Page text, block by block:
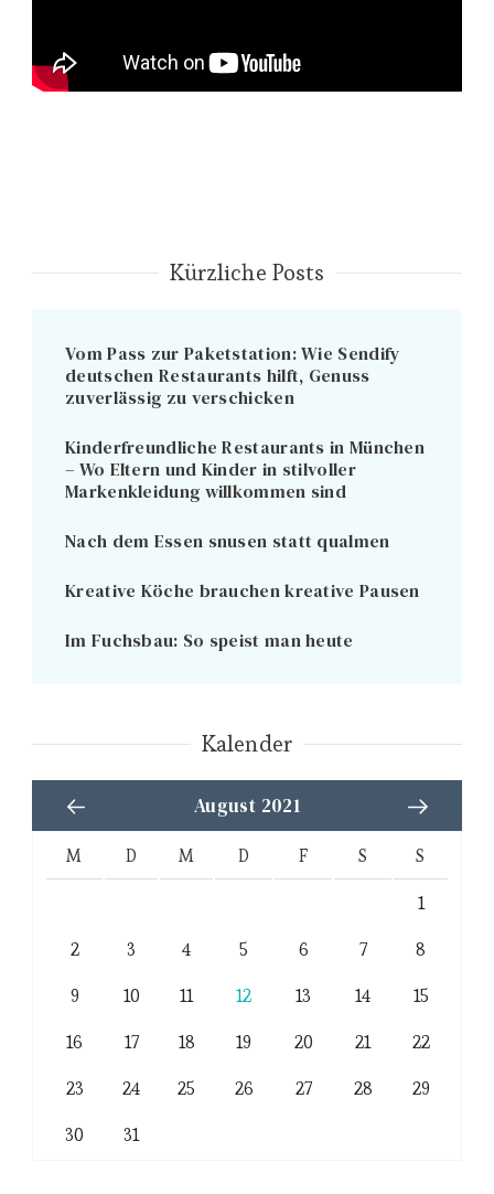
Kürzliche Posts
Vom Pass zur Paketstation: Wie Sendify
deutschen Restaurants hilft, Genuss
zuverlässig zu verschicken
Kinderfreundliche Restaurants in München
– Wo Eltern und Kinder in stilvoller
Markenkleidung willkommen sind
Nach dem Essen snusen statt qualmen
Kreative Köche brauchen kreative Pausen
Im Fuchsbau: So speist man heute
Kalender
August 2021
M D M D F S S
1
2
3 4 5 6 7
8
9
10 11 12 13 14
15
16
17 18 19 20 21
22
23
24 25 26 27 28
29
30
31